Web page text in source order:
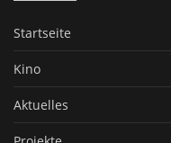
Startseite
Kino
Aktuelles